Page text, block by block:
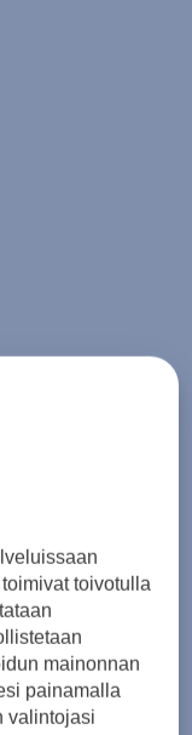
toivotulla
mainonnan
painamalla
valintojasi